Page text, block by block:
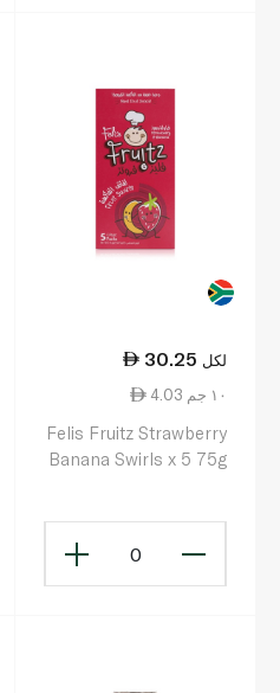
30.25 لكل
4.03 ١٠ جم
Felis Fruitz Strawberry
Banana Swirls x 5 75g
0